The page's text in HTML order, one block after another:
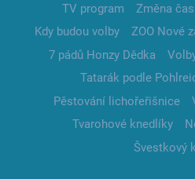
TV program
Změna
Kdy budou volby
ZOO Nové
7 pádů Honzy Dědka
Tatarák podle
Pěstování lichořeřišnice
Tvarohové knedlíky
Švestkový